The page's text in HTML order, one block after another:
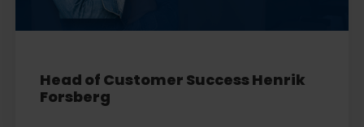
Head of Customer Success Henrik
Forsberg